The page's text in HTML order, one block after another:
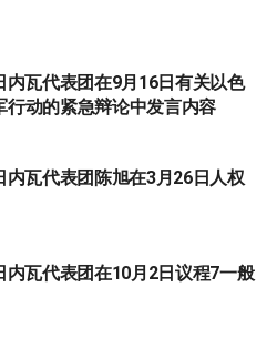
内瓦代表团在9月16日有关以色
动的紧急辩论中发言内容
内瓦代表团陈旭在3月26日人权
内瓦代表团在10月2日议程7一般